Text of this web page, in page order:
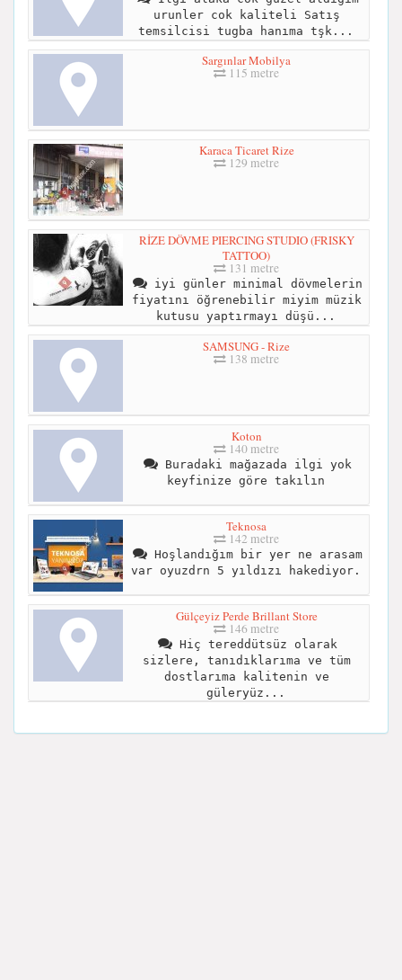
urunler cok kaliteli Satış
temsilcisi tugba hanıma tşk...
Sargınlar Mobilya
115 metre
Karaca Ticaret Rize
129 metre
RİZE DÖVME PIERCING STUDIO (FRISKY
TATTOO)
131 metre
iyi günler minimal dövmelerin
fiyatını öğrenebilir miyim müzik
kutusu yaptırmayı düşü...
SAMSUNG - Rize
138 metre
Koton
140 metre
Buradaki mağazada ilgi yok
keyfinize göre takılın
Teknosa
142 metre
Hoşlandığım bir yer ne arasam
var oyuzdrn 5 yıldızı hakediyor.
Gülçeyiz Perde Brillant Store
146 metre
Hiç tereddütsüz olarak
sizlere, tanıdıklarıma ve tüm
dostlarıma kalitenin ve
güleryüz...